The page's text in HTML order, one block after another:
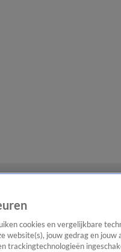
cookies en vergelijkbare
website(s), jouw gedrag en jouw
trackingtechnologieën